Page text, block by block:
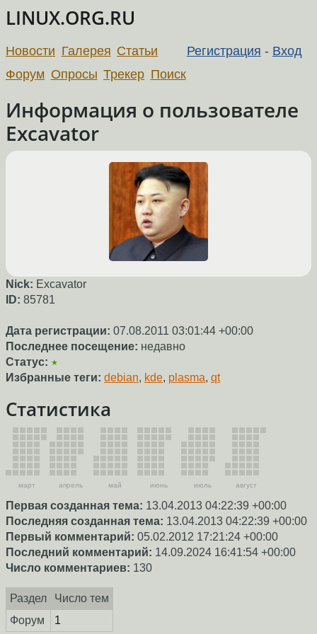
LINUX.ORG.RU
Регистрация - Вход
Новости Галерея Статьи
Форум Опросы Трекер Поиск
Информация о пользователе
Excavator
Nick: Excavator
ID: 85781
Дата регистрации: 07.08.2011 03:01:44 +00:00
Последнее посещение: недавно
Статус: ★
Избранные теги: debian, kde, plasma, qt
Статистика
март апрель май июнь июль август
Первая созданная тема: 13.04.2013 04:22:39 +00:00
Последняя созданная тема: 13.04.2013 04:22:39 +00:00
Первый комментарий: 05.02.2012 17:21:24 +00:00
Последний комментарий: 14.09.2024 16:41:54 +00:00
Число комментариев: 130
Раздел
Число тем
Форум
1